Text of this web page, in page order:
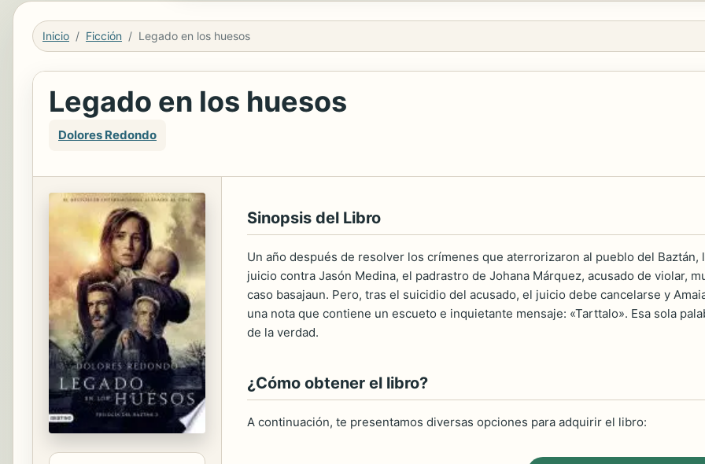
Inicio Ficción Legado en los huesos
Legado en los huesos
Dolores Redondo
Sinopsis del Libro
Un año después de resolver los crímenes que aterrorizaron al pueblo del Baztán,
juicio contra Jasón Medina, el padrastro de Johana Márquez, acusado de violar,
caso basajaun. Pero, tras el suicidio del acusado, el juicio debe cancelarse y
una nota que contiene un escueto e inquietante mensaje: «Tarttalo». Esa sola
de la verdad.
¿Cómo obtener el libro?
A continuación, te presentamos diversas opciones para adquirir el libro: